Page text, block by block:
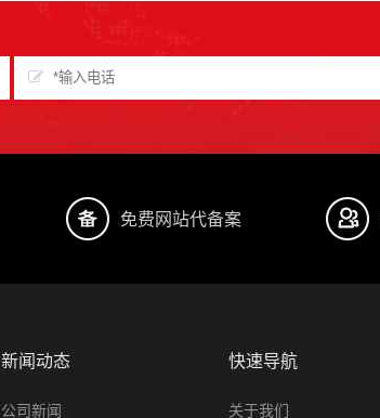
免费网站代备案
新闻动态
公司新闻
快速导航
关于我们